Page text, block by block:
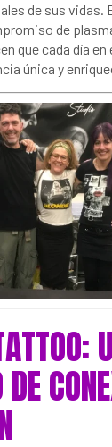
de sus vidas.
de
que cada día en
única y